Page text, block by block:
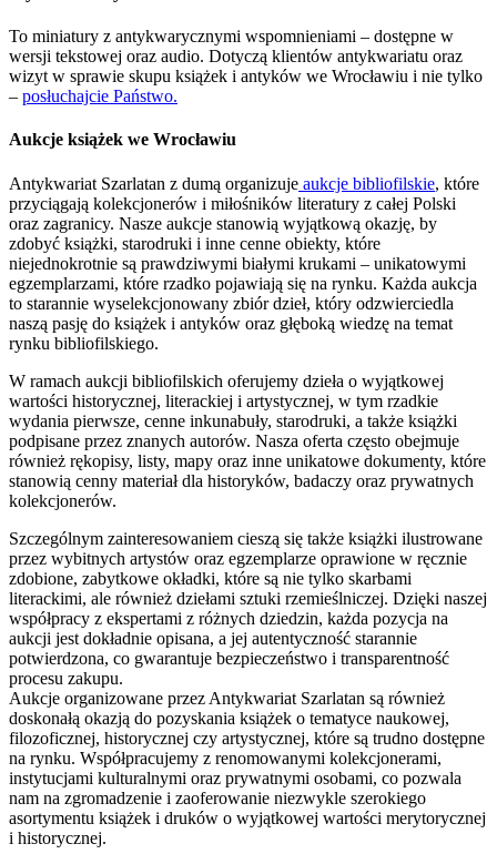
To miniatury z antykwarycznymi wspomnieniami – dostępne w
wersji tekstowej oraz audio. Dotyczą klientów antykwariatu oraz
wizyt w sprawie skupu książek i antyków we Wrocławiu i nie tylko
– posłuchajcie Państwo.
Aukcje książek we Wrocławiu
Antykwariat Szarlatan z dumą organizuje aukcje bibliofilskie, które
przyciągają kolekcjonerów i miłośników literatury z całej Polski
oraz zagranicy. Nasze aukcje stanowią wyjątkową okazję, by
zdobyć książki, starodruki i inne cenne obiekty, które
niejednokrotnie są prawdziwymi białymi krukami – unikatowymi
egzemplarzami, które rzadko pojawiają się na rynku. Każda aukcja
to starannie wyselekcjonowany zbiór dzieł, który odzwierciedla
naszą pasję do książek i antyków oraz głęboką wiedzę na temat
rynku bibliofilskiego.
W ramach aukcji bibliofilskich oferujemy dzieła o wyjątkowej
wartości historycznej, literackiej i artystycznej, w tym rzadkie
wydania pierwsze, cenne inkunabuły, starodruki, a także książki
podpisane przez znanych autorów. Nasza oferta często obejmuje
również rękopisy, listy, mapy oraz inne unikatowe dokumenty, które
stanowią cenny materiał dla historyków, badaczy oraz prywatnych
kolekcjonerów.
Szczególnym zainteresowaniem cieszą się także książki ilustrowane
przez wybitnych artystów oraz egzemplarze oprawione w ręcznie
zdobione, zabytkowe okładki, które są nie tylko skarbami
literackimi, ale również dziełami sztuki rzemieślniczej. Dzięki naszej
współpracy z ekspertami z różnych dziedzin, każda pozycja na
aukcji jest dokładnie opisana, a jej autentyczność starannie
potwierdzona, co gwarantuje bezpieczeństwo i transparentność
procesu zakupu.
Aukcje organizowane przez Antykwariat Szarlatan są również
doskonałą okazją do pozyskania książek o tematyce naukowej,
filozoficznej, historycznej czy artystycznej, które są trudno dostępne
na rynku. Współpracujemy z renomowanymi kolekcjonerami,
instytucjami kulturalnymi oraz prywatnymi osobami, co pozwala
nam na zgromadzenie i zaoferowanie niezwykle szerokiego
asortymentu książek i druków o wyjątkowej wartości merytorycznej
i historycznej.